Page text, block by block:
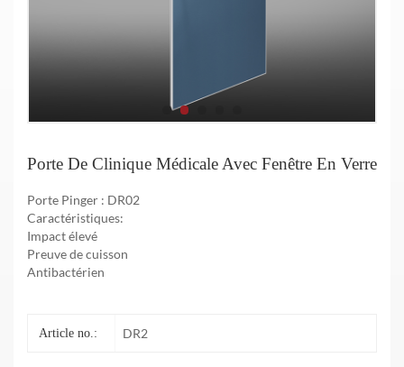
Porte De Clinique Médicale Avec Fenêtre En Verre
Porte Pinger : DR02
Caractéristiques:
Impact élevé
Preuve de cuisson
Antibactérien
Article no.: DR2